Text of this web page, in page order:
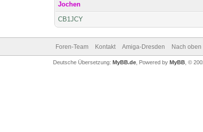
Jochen
CB1JCY
Foren-Team Kontakt Amiga-Dresden Nach oben
Deutsche Übersetzung: MyBB.de, Powered by MyBB, ©